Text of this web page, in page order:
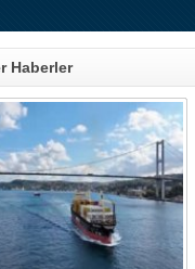
Haberler